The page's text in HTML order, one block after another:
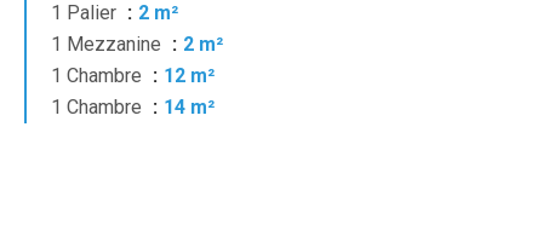
1 Palier
2 m²
1 Mezzanine
2 m²
1 Chambre
12 m²
1 Chambre
14 m²